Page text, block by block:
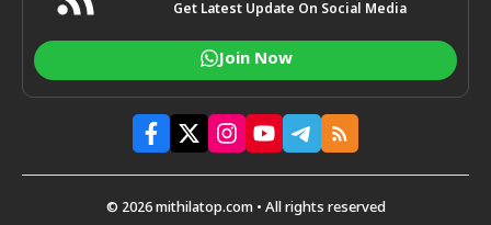
Get Latest Update On Social Media
Join Now
© 2026 mithilatop.com • All rights reserved